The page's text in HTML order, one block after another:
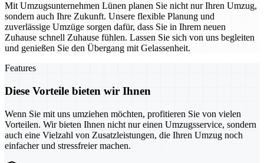
Mit Umzugsunternehmen Lünen planen Sie nicht nur Ihren Umzug,
sondern auch Ihre Zukunft. Unsere flexible Planung und
zuverlässige Umzüge sorgen dafür, dass Sie in Ihrem neuen
Zuhause schnell Zuhause fühlen. Lassen Sie sich von uns begleiten
und genießen Sie den Übergang mit Gelassenheit.
Features
Diese Vorteile bieten wir Ihnen
Wenn Sie mit uns umziehen möchten, profitieren Sie von vielen
Vorteilen. Wir bieten Ihnen nicht nur einen Umzugsservice, sondern
auch eine Vielzahl von Zusatzleistungen, die Ihren Umzug noch
einfacher und stressfreier machen.